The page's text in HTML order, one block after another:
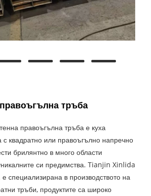
тръба
правоъгълна тръба е куха
с квадратно или правоъгълно напречно
брилянтно в много области
си предимства. Tianjin Xinlida
специализирана в производството на
тръби, продуктите са широко